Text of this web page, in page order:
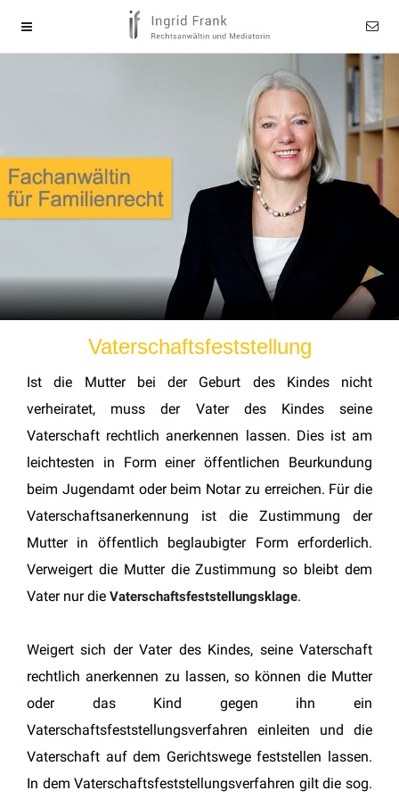
Vaterschaftsfeststellung
Ist die Mutter bei der Geburt des Kindes nicht
verheiratet, muss der Vater des Kindes seine
Vaterschaft rechtlich anerkennen lassen. Dies ist am
leichtesten in Form einer öffentlichen Beurkundung
beim Jugendamt oder beim Notar zu erreichen. Für die
Vaterschaftsanerkennung ist die Zustimmung der
Mutter in öffentlich beglaubigter Form erforderlich.
Verweigert die Mutter die Zustimmung so bleibt dem
Vater nur die Vaterschaftsfeststellungsklage.
Weigert sich der Vater des Kindes, seine Vaterschaft
rechtlich anerkennen zu lassen, so können die Mutter
oder das Kind gegen ihn ein
Vaterschaftsfeststellungsverfahren einleiten und die
Vaterschaft auf dem Gerichtswege feststellen lassen.
In dem Vaterschaftsfeststellungsverfahren gilt die sog.